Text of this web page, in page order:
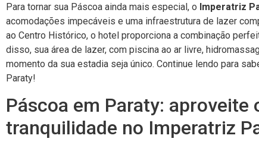
Para tornar sua Páscoa ainda mais especial, o Imperatriz
acomodações impecáveis e uma infraestrutura de lazer
ao Centro Histórico, o hotel proporciona a combinação
disso, sua área de lazer, com piscina ao ar livre,
momento da sua estadia seja único. Continue lendo para
Paraty!
Páscoa em Paraty: aproveite
tranquilidade no Imperatriz